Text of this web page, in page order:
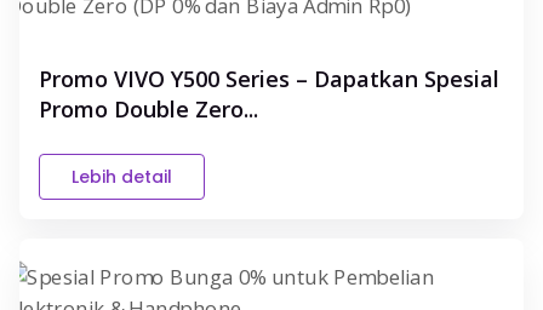
Promo VIVO Y500 Series – Dapatkan Spesial
Promo Double Zero...
Lebih detail